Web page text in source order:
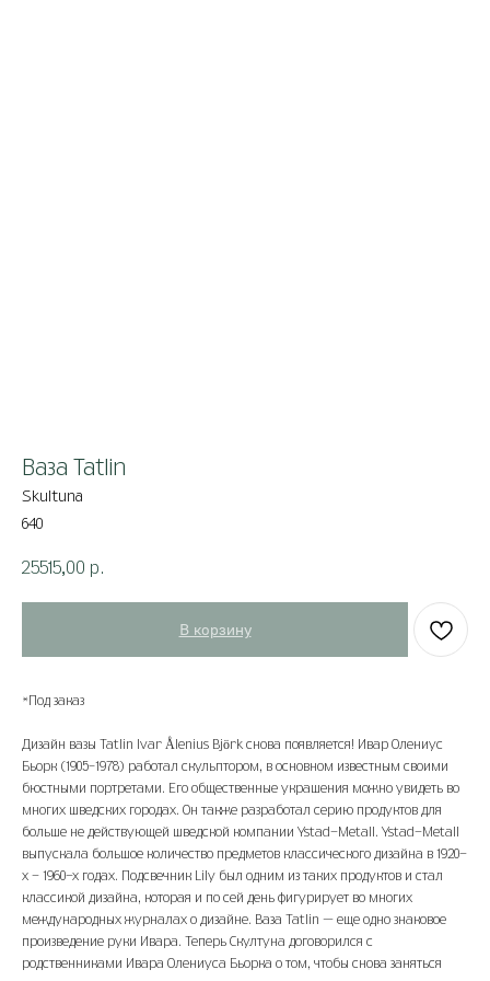
Ваза Tatlin
Skultuna
640
25515,00 р.
В корзину
*Под заказ
Дизайн вазы Tatlin Ivar Ålenius Björk снова появляется! Ивар Олениус
Бьорк (1905–1978) работал скульптором, в основном известным своими
бюстными портретами. Его общественные украшения можно увидеть во
многих шведских городах. Он также разработал серию продуктов для
больше не действующей шведской компании Ystad-Metall. Ystad-Metall
выпускала большое количество предметов классического дизайна в 1920-
х - 1960-х годах. Подсвечник Lily был одним из таких продуктов и стал
классикой дизайна, которая и по сей день фигурирует во многих
международных журналах о дизайне. Ваза Tatlin — еще одно знаковое
произведение руки Ивара. Теперь Скултуна договорился с
родственниками Ивара Олениуса Бьорка о том, чтобы снова заняться